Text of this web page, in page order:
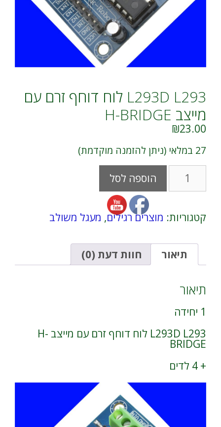
L293D L293 לוח דוחף זרם עם
מייצב H-BRIDGE
₪23.00
27 במלאי (ניתן להזמנה מוקדמת)
כמות
L293D
לוח
דוחף
עם
מייצב
H-
הוספה לסל
r
n
t
i
v
קטגוריות: מוצרים רגילים, מעגל משולב
תיאור חוות דעת (0)
תיאור
1 יחידה
L293D L293 לוח דוחף זרם עם מייצב H-
BRIDGE
+ 4 לדים